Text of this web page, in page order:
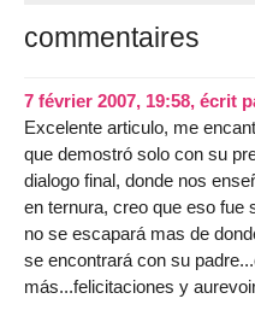
commentaires
7 février 2007, 19:58, écrit
Excelente articulo, me
que demostró solo con su
dialogo final, donde nos
en ternura, creo que eso fue
no se escapará mas de
se encontrará con su
más...felicitaciones y